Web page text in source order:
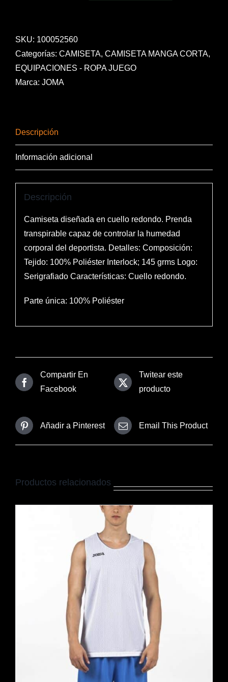
COMBI
FUCSIA
cantidad
SKU: 100052560
Categorías: CAMISETA, CAMISETA MANGA CORTA,
EQUIPACIONES - ROPA JUEGO
Marca: JOMA
Descripción
Información adicional
Descripción
Camiseta diseñada en cuello redondo. Prenda
transpirable capaz de controlar la humedad
corporal del deportista. Detalles: Composición:
Tejido: 100% Poliéster Interlock; 145 grms Logo:
Serigrafiado Características: Cuello redondo.
Parte única: 100% Poliéster
Compartir En
Facebook
Twitear este
producto
Añadir a Pinterest Email This Product
Productos relacionados